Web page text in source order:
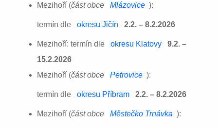
Mezihoří (část obce Mlázovice ):
termín dle okresu Jičín 2.2. – 8.2.2026
Mezihoří: termín dle okresu Klatovy
9.2. –
15.2.2026
Mezihoří (část obce Petrovice ):
termín dle okresu Příbram 2.2. – 8.2.2026
Mezihoří (část obce Městečko Trnávka ):